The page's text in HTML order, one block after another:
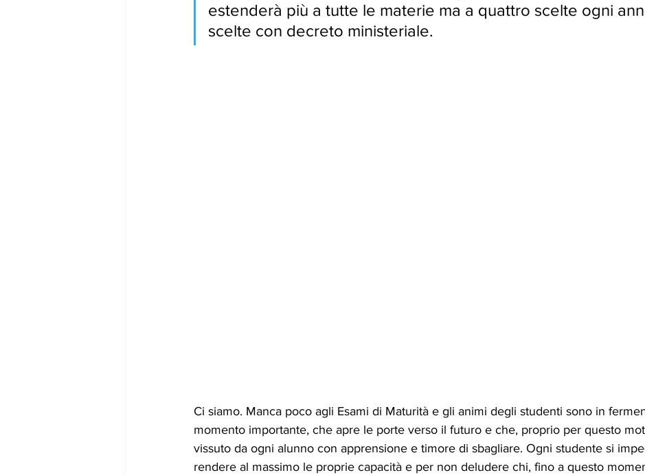
estenderà più a tutte le materie ma a quattro scelte ogni
scelte con decreto ministeriale.
Ci siamo. Manca poco agli Esami di Maturità e gli animi degli studenti sono in
momento importante, che apre le porte verso il futuro e che, proprio per questo
vissuto da ogni alunno con apprensione e timore di sbagliare. Ogni studente si
rendere al massimo le proprie capacità e per non deludere chi, fino a questo